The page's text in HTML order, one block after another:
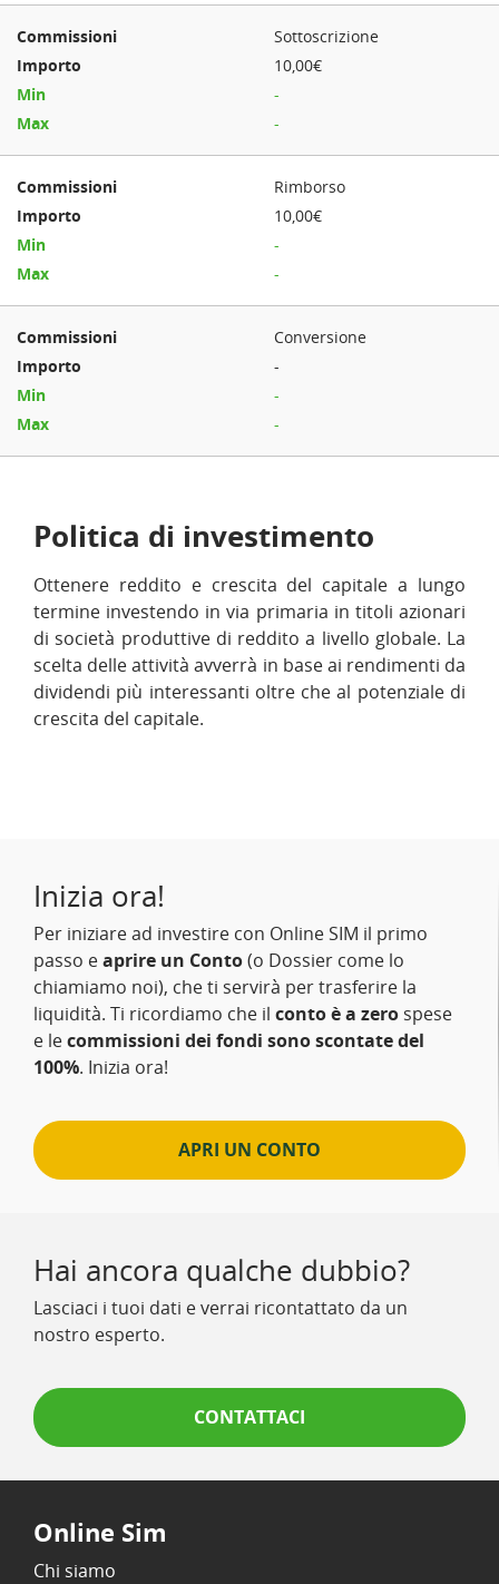
Sottoscrizione
10,00€
-
-
Rimborso
10,00€
-
-
Conversione
-
-
-
Politica di investimento
Ottenere reddito e crescita del capitale a lungo
termine investendo in via primaria in titoli azionari
di società produttive di reddito a livello globale. La
scelta delle attività avverrà in base ai rendimenti da
dividendi più interessanti oltre che al potenziale di
crescita del capitale.
Inizia ora!
Per iniziare ad investire con Online SIM il primo
passo eaprire un Conto(o Dossier come lo
chiamiamo noi), che ti servirà per trasferire la
liquidità. Ti ricordiamo che il conto è a zero spese
e lecommissioni dei fondi sono scontate del
100%. Inizia ora!
APRI UN CONTO
Hai ancora qualche dubbio?
Lasciaci i tuoi dati e verrai ricontattato da un
nostro esperto.
CONTATTACI
Online Sim
Chi siamo